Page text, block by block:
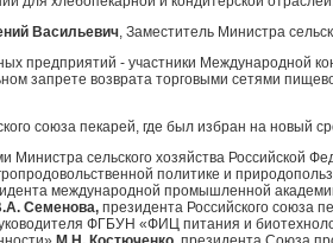
Васильевич, Заместитель Министра
предприятий - участники Международной
запрете возврата торговыми сетями
союза пекарей, где был избран на новый
Министра сельского хозяйства Российской
политике и
международной промышленной
Семенова, президента Российского союза
ФГБУН «ФИЦ питания и